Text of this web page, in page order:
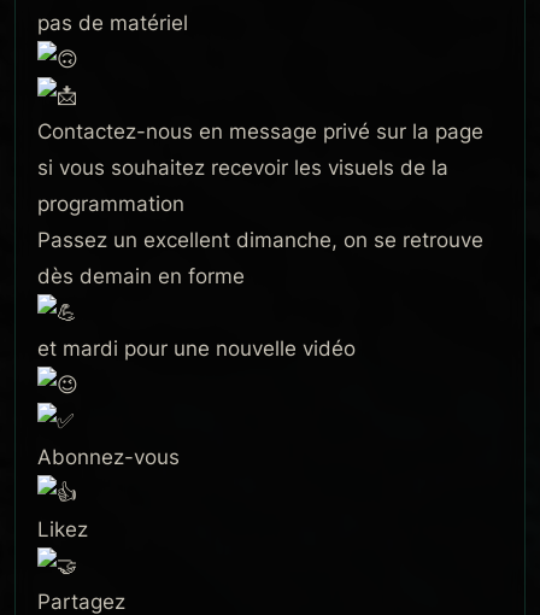
pas de matériel
Contactez-nous en message privé sur la page
si vous souhaitez recevoir les visuels de la
programmation
Passez un excellent dimanche, on se retrouve
dès demain en forme
et mardi pour une nouvelle vidéo
Abonnez-vous
Likez
Partagez